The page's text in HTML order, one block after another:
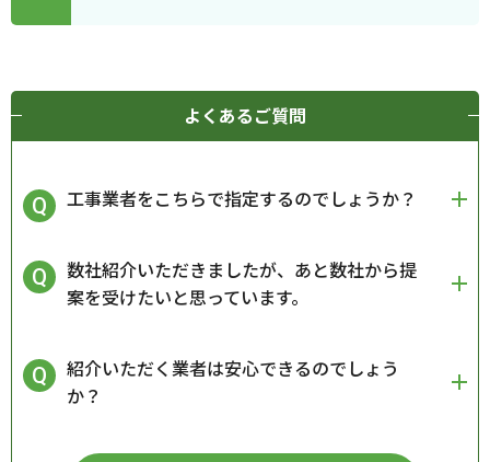
よくあるご質問
工事業者をこちらで指定するのでしょうか？
数社紹介いただきましたが、あと数社から提
案を受けたいと思っています。
紹介いただく業者は安心できるのでしょう
か？